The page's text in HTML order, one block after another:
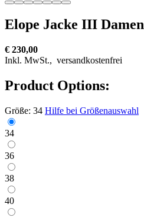
Elope Jacke III Damen
€ 230,00
Inkl. MwSt., versandkostenfrei
Product Options:
Größe: 34 Hilfe bei Größenauswahl
34
36
38
40